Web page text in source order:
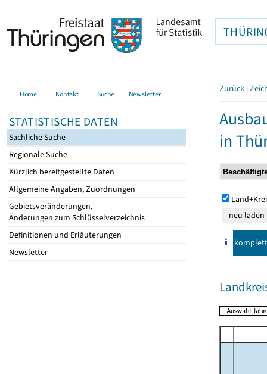
Home Kontakt Suche Newsletter
STATISTISCHE DATEN
Sachliche Suche
Regionale Suche
Kürzlich bereitgestellte Daten
Allgemeine Angaben, Zuordnungen
Gebietsveränderungen,
Änderungen zum Schlüsselverzeichnis
Definitionen und Erläuterungen
Newsletter
Zurück |
in
komplett